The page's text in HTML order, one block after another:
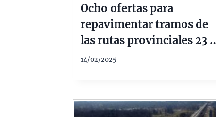
Ocho ofertas para
repavimentar tramos de
las rutas provinciales 23 y
39
14/02/2025